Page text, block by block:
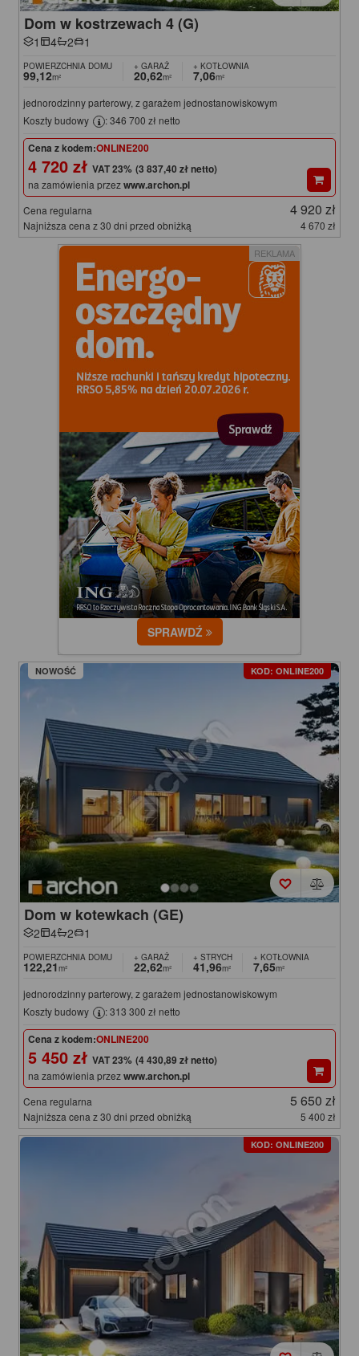
Dom w kostrzewach 4 (G)
1 4 2 1
POWIERZCHNIA DOMU
99,12m²
+ GARAŻ
20,62m²
+ KOTŁOWNIA
7,06m²
jednorodzinny parterowy, z garażem jednostanowiskowym
Koszty budowy
: 346 700 zł netto
Cena z kodem:ONLINE200
4 720 zł (3 837,40 zł netto)
na zamówienia przezwww.archon.pl
Cena regularna 4 920 zł
Najniższa cena z 30 dni przed obniżką 4 670 zł
REKLAMA
SPRAWDŹ
NOWOŚĆ KOD: ONLINE200
Dom w kotewkach (GE)
2 4 2 1
POWIERZCHNIA DOMU
122,21m²
+ GARAŻ
22,62m²
+ STRYCH
41,96m²
+ KOTŁOWNIA
7,65m²
jednorodzinny parterowy, z garażem jednostanowiskowym
Koszty budowy
: 313 300 zł netto
Cena z kodem:ONLINE200
5 450 zł (4 430,89 zł netto)
na zamówienia przezwww.archon.pl
Cena regularna 5 650 zł
Najniższa cena z 30 dni przed obniżką 5 400 zł
KOD: ONLINE200